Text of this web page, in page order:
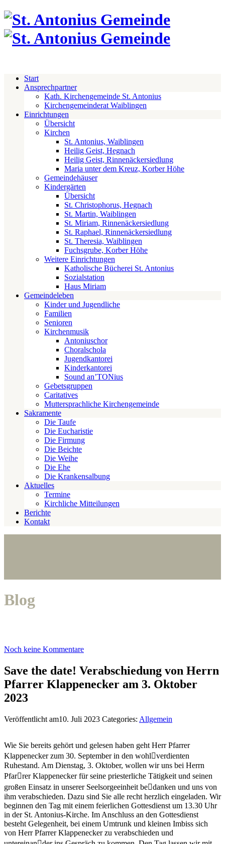
Start
Ansprechpartner
Kath. Kirchengemeinde St. Antonius
Kirchengemeinderat Waiblingen
Einrichtungen
Übersicht
Kirchen
St. Antonius, Waiblingen
Heilig Geist, Hegnach
Heilig Geist, Rinnenäckersiedlung
Maria unter dem Kreuz, Korber Höhe
Gemeindehäuser
Kindergärten
Übersicht
St. Christophorus, Hegnach
St. Martin, Waiblingen
St. Miriam, Rinnenäckersiedlung
St. Raphael, Rinnenäckersiedlung
St. Theresia, Waiblingen
Fuchsgrube, Korber Höhe
Weitere Einrichtungen
Katholische Bücherei St. Antonius
Sozialstation
Haus Miriam
Gemeindeleben
Kinder und Jugendliche
Familien
Senioren
Kirchenmusik
Antoniuschor
Choralschola
Jugendkantorei
Kinderkantorei
Sound an’TONius
Gebetsgruppen
Caritatives
Muttersprachliche Kirchengemeinde
Sakramente
Die Taufe
Die Eucharistie
Die Firmung
Die Beichte
Die Weihe
Die Ehe
Die Krankensalbung
Aktuelles
Termine
Kirchliche Mitteilungen
Berichte
Kontakt
Blog
Noch keine Kommentare
Save the date! Verabschiedung von Herrn
Pfarrer Klappenecker am 3. Oktober
2023
Veröffentlicht am10. Juli 2023 Categories: Allgemein
Wie Sie bereits gehört und gelesen haben geht Herr Pfarrer
Klappenecker zum 30. September in den wohl￾verdienten
Ruhestand. Am Dienstag, 3. Oktober, wollen wir uns bei Herrn
Pfar￾rer Klappenecker für seine priesterliche Tätigkeit und seinen
großen Einsatz in unserer Seelsorgeeinheit be￾danken und uns von
ihm verabschieden. Dazu sind Sie alle recht herzlich eingeladen. Wir
beginnen den Tag mit einem feierlichen Gottesdienst um 13.30 Uhr
in der St. Antonius-Kirche. Im Anschluss an den Gottesdienst
besteht Gelegenheit, bei einem Umtrunk und kleinen Imbiss sich
von Herr Pfarrer Klappenecker zu verabschieden und